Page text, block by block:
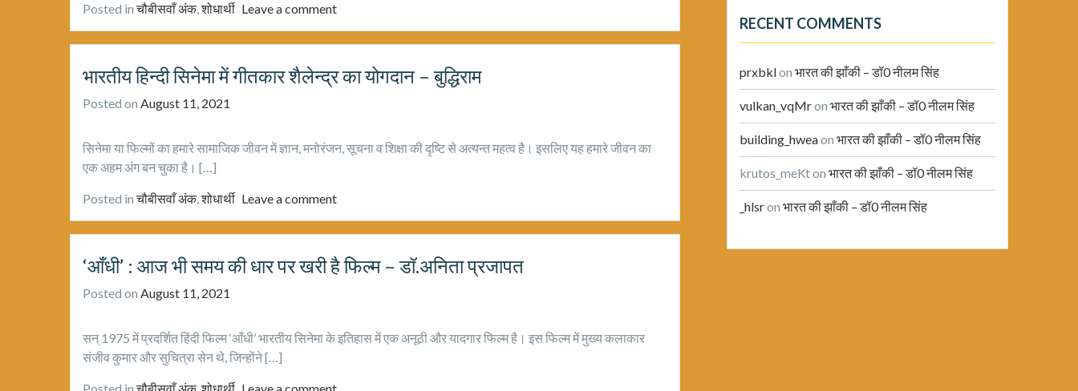
Posted inचौबीसवाँ अंक,शोधार्थी Leave a comment
भारतीय हिन्दी सिनेमा में गीतकार शैलेन्द्र का योगदान – बुद्धिराम
Posted on August 11, 2021
सिनेमा या फिल्मों का हमारे सामाजिक जीवन में ज्ञान, मनोरंजन, सूचना व शिक्षा की दृष्टि से अत्यन्त महत्व है। इसलिए यह हमारे जीवन का
एक अहम अंग बन चुका है। […]
Posted inचौबीसवाँ अंक,शोधार्थी Leave a comment
‘आँधी’ : आज भी समय की धार पर खरी है फिल्म – डॉ.अनिता प्रजापत
Posted on August 11, 2021
सन् 1975 में प्रदर्शित हिंदी फिल्म ‘आँधी’ भारतीय सिनेमा के इतिहास में एक अनूठी और यादगार फिल्म है। इस फिल्म में मुख्य कलाकार
संजीव कुमार और सुचित्रा सेन थे, जिन्होंने […]
RECENT COMMENTS
prxbklon भारत की झाँकी – डॉ0 नीलम सिंह
vulkan_vqMron भारत की झाँकी – डॉ0 नीलम सिंह
building_hweaon भारत की झाँकी – डॉ0 नीलम सिंह
krutos_meKton भारत की झाँकी – डॉ0 नीलम सिंह
_hlsron भारत की झाँकी – डॉ0 नीलम सिंह